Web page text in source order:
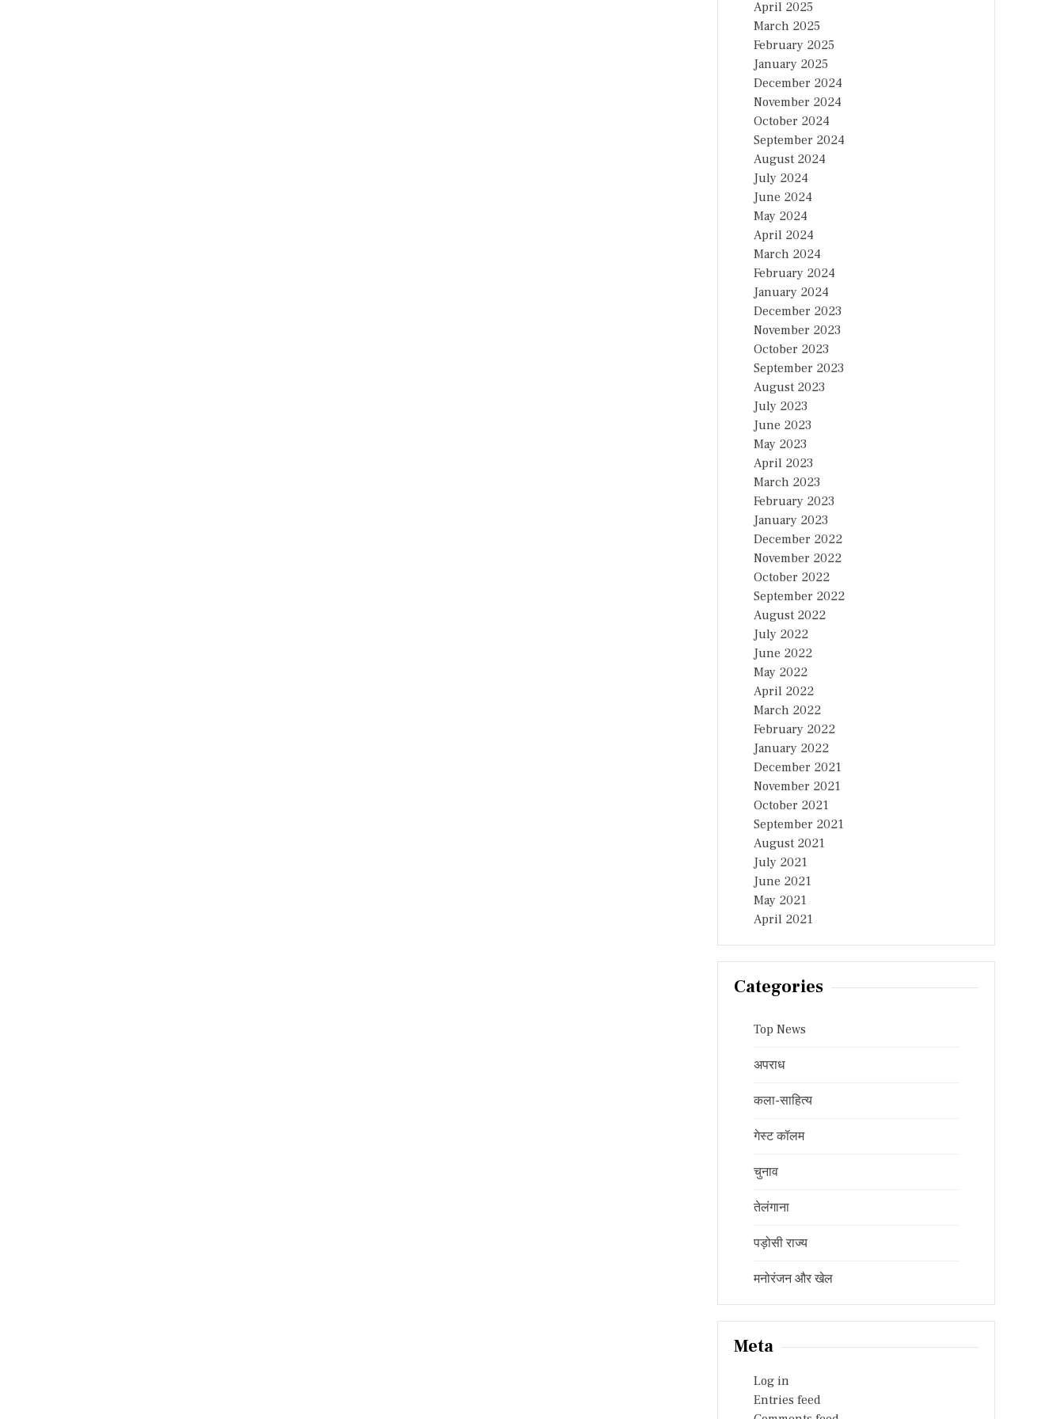
April 2025
March 2025
February 2025
January 2025
December 2024
November 2024
October 2024
September 2024
August 2024
July 2024
June 2024
May 2024
April 2024
March 2024
February 2024
January 2024
December 2023
November 2023
October 2023
September 2023
August 2023
July 2023
June 2023
May 2023
April 2023
March 2023
February 2023
January 2023
December 2022
November 2022
October 2022
September 2022
August 2022
July 2022
June 2022
May 2022
April 2022
March 2022
February 2022
January 2022
December 2021
November 2021
October 2021
September 2021
August 2021
July 2021
June 2021
May 2021
April 2021
Categories
Top News
अपराध
कला-साहित्य
गेस्ट कॉलम
चुनाव
तेलंगाना
पड़ोसी राज्य
मनोरंजन और खेल
Meta
Log in
Entries feed